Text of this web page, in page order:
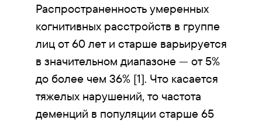
Распространенность умеренных
когнитивных расстройств в группе
лиц от 60 лет и старше варьируется
в значительном диапазоне — от 5%
до более чем 36% [1]. Что касается
тяжелых нарушений, то частота
деменций в популяции старше 65